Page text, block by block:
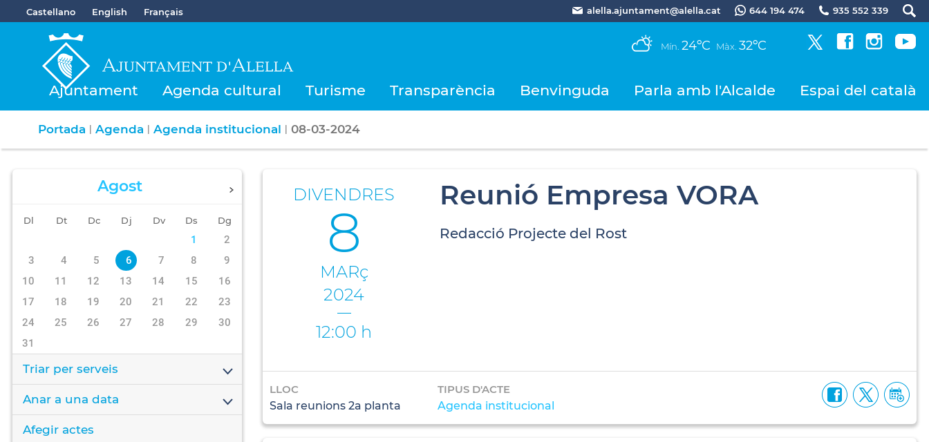
Castellano English Français alella.ajuntament@alella.cat 644 194 474 935 552 339
Mín. 24ºC Màx. 32ºC
Ajuntament Agenda cultural Turisme Transparència Benvinguda Parla amb l'Alcalde Espai del català
Portada | Agenda | Agenda institucional | 08-03-2024
Agost
Dl Dt Dc Dj Dv Ds Dg
1
2
3
4 5 6 7 8
9
10
11 12 13 14 15
16
17
18 19 20 21 22
23
24
25 26 27 28 29
30
31
Triar per serveis
Anar a una data
Afegir actes
DIVENDRES
8
MARç
2024
12:00 h
Reunió Empresa VORA
Redacció Projecte del Rost
LLOC
Sala reunions 2a planta
TIPUS D'ACTE
Agenda institucional